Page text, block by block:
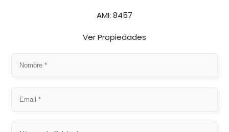
AMI: 8457
Ver Propiedades